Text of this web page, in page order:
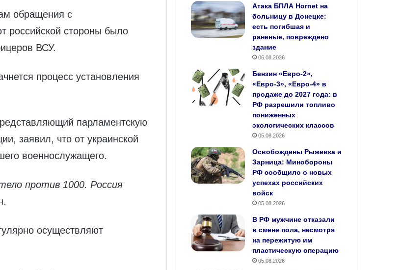
обращения с
российской стороны было
ВСУ.
процесс установления
парламентскую
заявил, что от украинской
военнослужащего.
против 1000. Россия
осуществляют
Атака БПЛА Hornet на
больницу в Донецке:
есть погибшая и
раненые, повреждено
здание
06.08.2026
Бензин «Евро‑2»,
«Евро‑3», «Евро‑4» в
продаже до 2027 года: в
РФ разрешили топливо
пониженных
экологических классов
05.08.2026
Освобождены Рыжевка и
Зарница: Минобороны
РФ сообщило о новых
успехах российских
войск
05.08.2026
В РФ мужчине отказали
в смене пола, несмотря
на пережитую им
пластическую операцию
05.08.2026